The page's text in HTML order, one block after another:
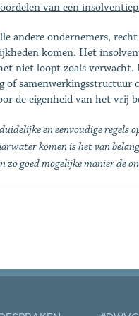
van een
andere ondernemers,
komen. Het
niet loopt zoals
samenwerkingsstructuur
de eigenheid van het vrij
en eenvoudige regels
komen is het van
goed mogelijke manier de